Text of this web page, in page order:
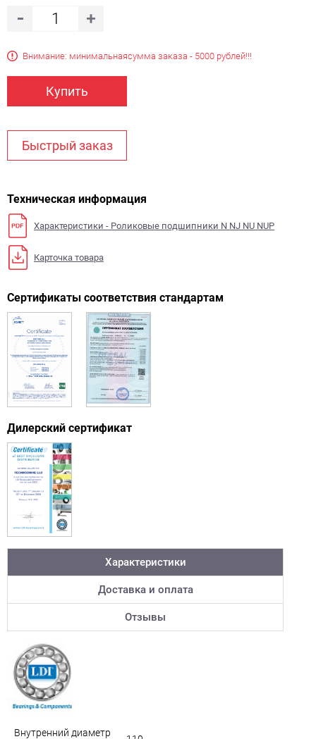
Внимание: минимальнаясумма заказа - 5000 рублей!!!
Купить
Быстрый заказ
Техническая информация
Характеристики - Роликовые подшипники N NJ NU NUP
Карточка товара
Сертификаты соответствия стандартам
Дилерский сертификат
Характеристики
Доставка и оплата
Отзывы
Внутренний диаметр